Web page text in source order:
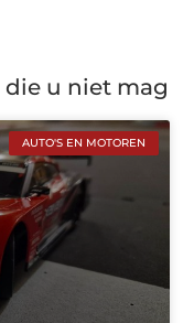
die u niet mag
AUTO'S EN MOTOREN